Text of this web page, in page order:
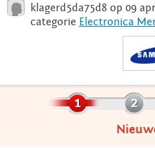
Login
klagerd5da75d8 op 09
categorie Electronica